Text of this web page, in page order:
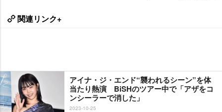
関連リンク+
アイナ・ジ・エンド“襲われるシーン”を体
当たり熱演 BiSHのツアー中で「アザをコ
ンシーラーで消した」
2023-10-25